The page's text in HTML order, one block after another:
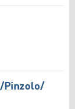
​Pinzolo/​